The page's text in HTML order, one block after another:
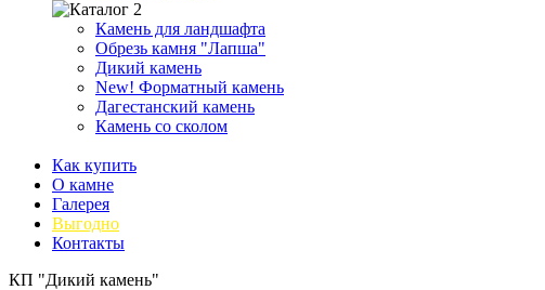
Камень для ландшафта
Обрезь камня "Лапша"
Дикий камень
New! Форматный камень
Дагестанский камень
Камень со сколом
Как купить
О камне
Галерея
Выгодно
Контакты
КП "Дикий камень"